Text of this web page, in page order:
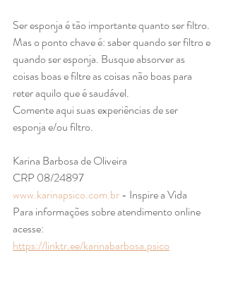
Ser esponja é tão importante quanto ser filtro.
Mas o ponto chave é: saber quando ser filtro e
quando ser esponja. Busque absorver as
coisas boas e filtre as coisas não boas para
reter aquilo que é saudável.
Comente aqui suas experiências de ser
esponja e/ou filtro.
Karina Barbosa de Oliveira
CRP 08/24897
www.karinapsico.com.br - Inspire a Vida
Para informações sobre atendimento online
acesse:
https://linktr.ee/karinabarbosa.psico